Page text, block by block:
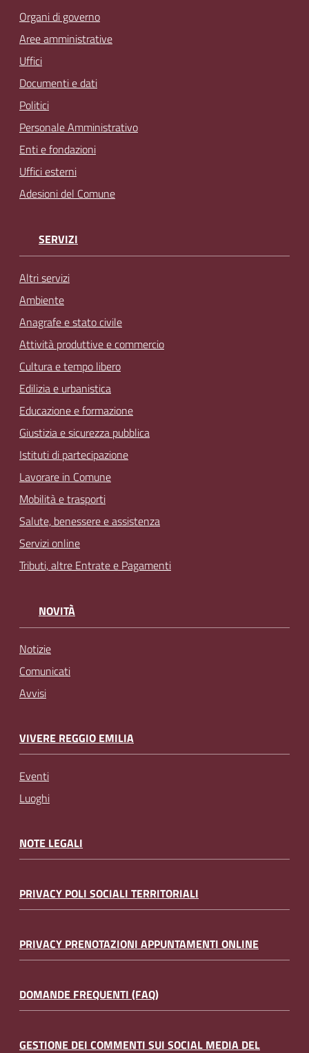
Organi di governo
Aree amministrative
Uffici
Documenti e dati
Politici
Personale Amministrativo
Enti e fondazioni
Uffici esterni
Adesioni del Comune
SERVIZI
Altri servizi
Ambiente
Anagrafe e stato civile
Attività produttive e commercio
Cultura e tempo libero
Edilizia e urbanistica
Educazione e formazione
Giustizia e sicurezza pubblica
Istituti di partecipazione
Lavorare in Comune
Mobilità e trasporti
Salute, benessere e assistenza
Servizi online
Tributi, altre Entrate e Pagamenti
NOVITÀ
Notizie
Comunicati
Avvisi
VIVERE REGGIO EMILIA
Eventi
Luoghi
NOTE LEGALI
PRIVACY POLI SOCIALI TERRITORIALI
PRIVACY PRENOTAZIONI APPUNTAMENTI ONLINE
DOMANDE FREQUENTI (FAQ)
GESTIONE DEI COMMENTI SUI SOCIAL MEDIA DEL